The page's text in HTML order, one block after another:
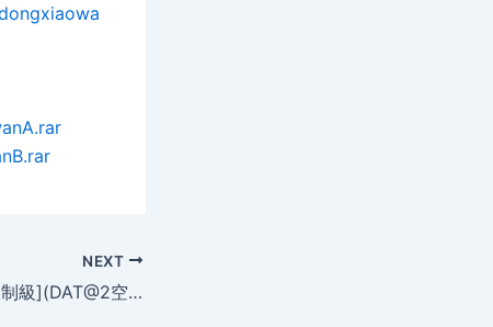
NEXT
寡婦的男人[台湾限制級](DAT@2空@中字)